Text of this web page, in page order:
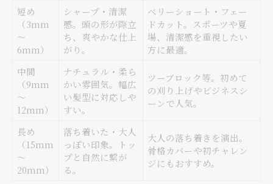
短め
（3mm
～
6mm）
シャープ・清潔
感。頭の形が際立
ち、爽やかな仕上
がり。
ベリーショート・フェー
ドカット。スポーツや夏
場、清潔感を重視したい
方に最適。
中間
（9mm
～
12mm）
ナチュラル・柔ら
かい雰囲気。幅広
い髪型に対応しや
すい。
ツーブロック等。初めて
の刈り上げやビジネスシ
ーンで人気。
長め
（15mm
～
20mm）
落ち着いた・大人
っぽい印象。トッ
プと自然に繋が
る。
大人の落ち着きを演出。
骨格カバーや初チャレン
ジにもおすすめ。